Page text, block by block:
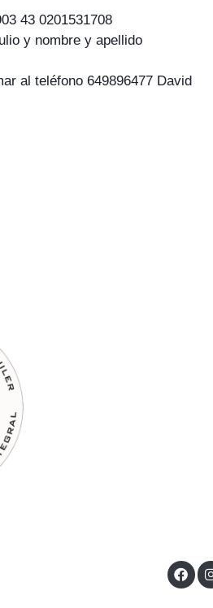
43 0201531708
y nombre y apellido
al teléfono 649896477 David